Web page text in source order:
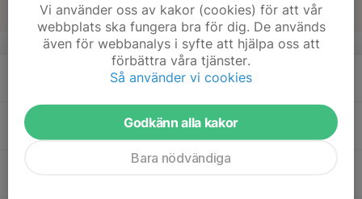
v.21
20
Vi använder oss av kakor (cookies) för att vår
webbplats ska fungera bra för dig. De används
även för webbanalys i syfte att hjälpa oss att
förbättra våra tjänster.
Så använder vi cookies
Godkänn alla kakor
Bara nödvändiga